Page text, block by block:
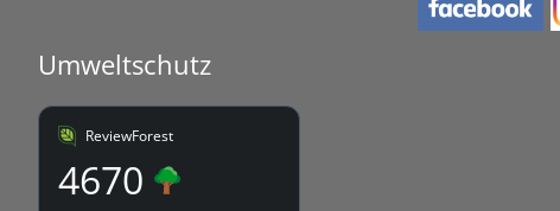
Umweltschutz
ReviewForest
4670